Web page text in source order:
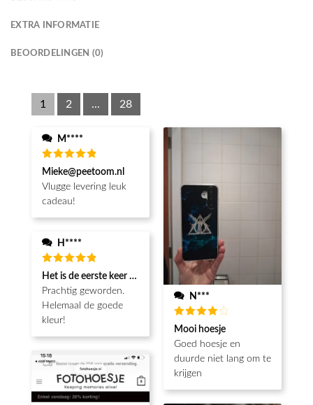
EXTRA INFORMATIE
BEOORDELINGEN (0)
1 2 ... 28
M****
Waardering
5uit 5
Mieke@peetoom.nl
Vlugge levering leuk
cadeau!
H****
Waardering
5uit 5
Het is de eerste keer dat ik een fotohoesje en het is prachtig!!
Prachtig geworden.
Helemaal de goede
kleur!
N***
Waardering
4 uit 5
Mooi hoesje
Goed hoesje en
duurde niet lang om te
krijgen